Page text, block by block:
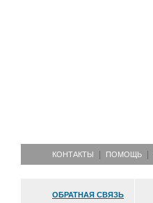
КОНТАКТЫ ПОМОЩЬ
ОБРАТНАЯ СВЯЗЬ